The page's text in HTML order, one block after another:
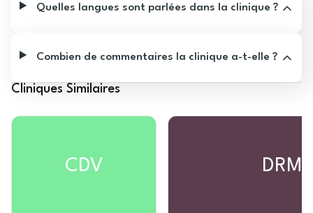
Quelles langues sont parlées dans la clinique ?
Combien de commentaires la clinique a-t-elle ?
Cliniques Similaires
CDV DRM